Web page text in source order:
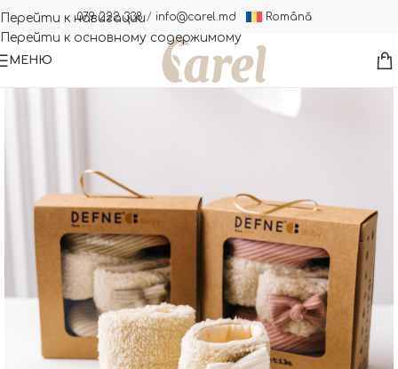
Перейти к навигации
Перейти к основному содержимому
079 222 338/ info@carel.md Română
МЕНЮ